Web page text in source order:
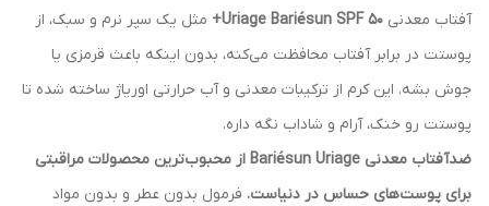
آفتاب معدنی Uriage Bariésun SPF 50+
مثل یک سپر نرم و سبک، از
پوستت در برابر آفتاب محافظت می‌کنه، بدون اینکه باعث قرمزی یا
جوش بشه. این کرم از ترکیبات معدنی و آب حرارتی اوریاژ ساخته شده تا
پوستت رو خنک، آرام و شاداب نگه داره.
ضدآفتاب معدنی Bariésun Uriage از محبوب‌ترین محصولات مراقبتی
برای پوست‌های حساس در دنیاست. فرمول بدون عطر و بدون مواد